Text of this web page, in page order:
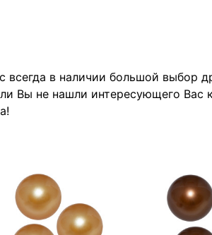
всегда в наличии большой выбор
Вы не нашли интересующего Вас